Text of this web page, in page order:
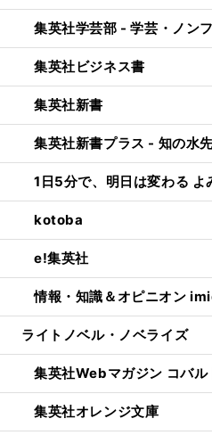
集英社学芸部 - 学芸・ノン
集英社ビジネス書
集英社新書
集英社新書プラス - 知の水
1日5分で、明日は変わる
kotoba
e!集英社
情報・知識＆オピニオン
ライトノベル・ノベライズ
集英社Webマガジン コバル
集英社オレンジ文庫